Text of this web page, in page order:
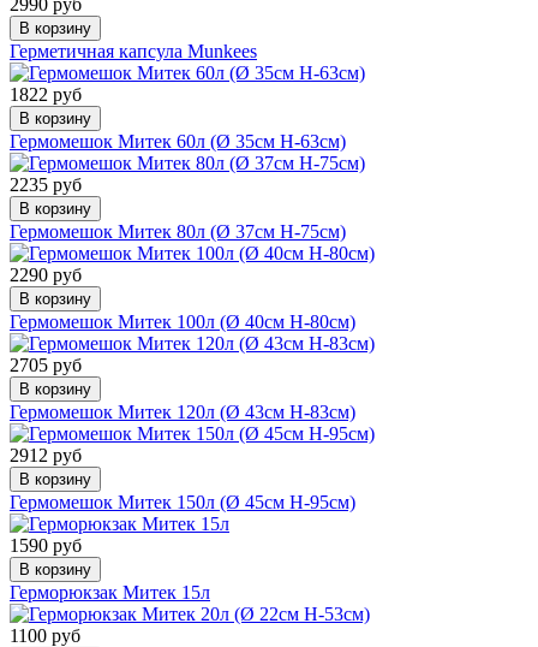
В корзину
Герметичная капсула Munkees
1822 руб
В корзину
Гермомешок Митек 60л (Ø 35см Н-63см)
2235 руб
В корзину
Гермомешок Митек 80л (Ø 37см Н-75см)
2290 руб
В корзину
Гермомешок Митек 100л (Ø 40см Н-80см)
2705 руб
В корзину
Гермомешок Митек 120л (Ø 43см Н-83см)
2912 руб
В корзину
Гермомешок Митек 150л (Ø 45см Н-95см)
1590 руб
В корзину
Герморюкзак Митек 15л
1100 руб